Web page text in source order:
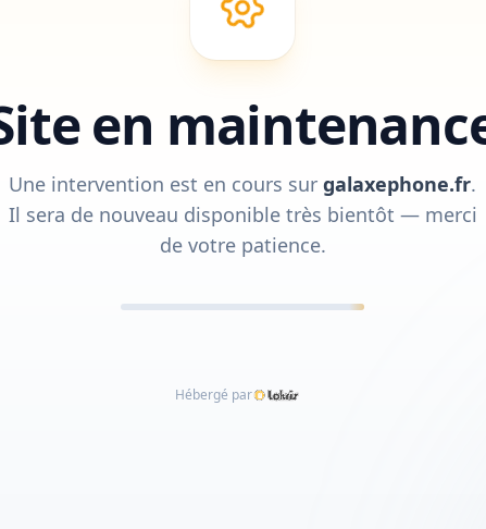
en
Une intervention est en cours sur galaxephone.fr.
Il sera de nouveau disponible très bientôt — merci
de votre patience.
Hébergé par